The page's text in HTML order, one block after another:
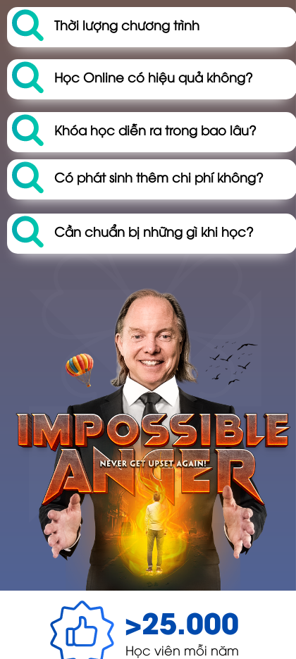
Học Online có hiệu quả không?
Có phát sinh thêm chi phí không?
Cần chuẩn bị những gì khi học?
Khóa học diễn ra trong bao lâu?
Thời lượng chương trình
>25.000
Học viên mỗi năm